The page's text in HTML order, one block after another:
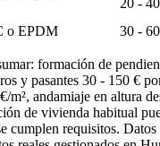
o EPDM
30 -
formación de
y pasantes 30 - 150 €
m², andamiaje en altura
de vivienda habitual
cumplen requisitos.